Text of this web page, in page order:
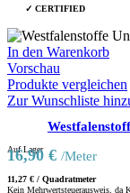
✓ CERTIFIED
In den Warenkorb
Vorschau
Produkte vergleichen
Zur Wunschliste
Auf Lager
16,90 € /Meter
11,27 € / Quadratmeter
Kein Mehrwertsteuerausweis, da